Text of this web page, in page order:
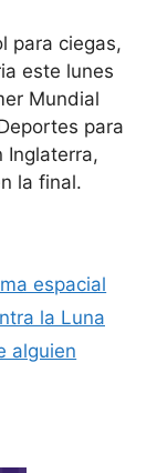
para ciegas,
este lunes
Mundial
para
Inglaterra,
la final.
espacial
la Luna
alguien